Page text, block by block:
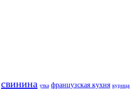
свинина утка французская кухня курица